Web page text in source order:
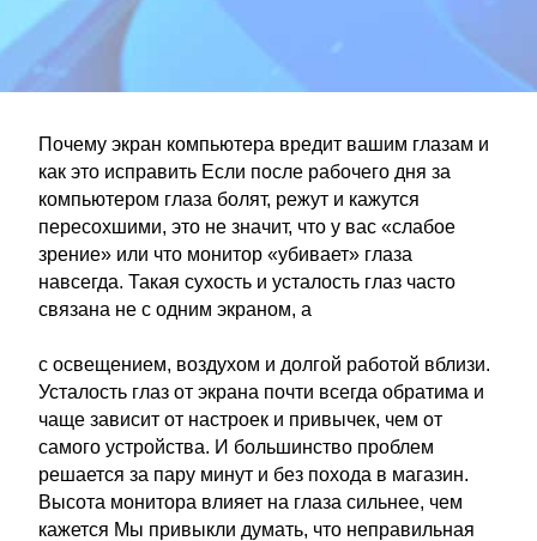
Почему экран компьютера вредит вашим глазам и
как это исправить Если после рабочего дня за
компьютером глаза болят, режут и кажутся
пересохшими, это не значит, что у вас «слабое
зрение» или что монитор «убивает» глаза
навсегда. Такая сухость и усталость глаз часто
связана не с одним экраном, а
с освещением, воздухом и долгой работой вблизи.
Усталость глаз от экрана почти всегда обратима и
чаще зависит от настроек и привычек, чем от
самого устройства. И большинство проблем
решается за пару минут и без похода в магазин.
Высота монитора влияет на глаза сильнее, чем
кажется Мы привыкли думать, что неправильная
Правила »
Контакт»